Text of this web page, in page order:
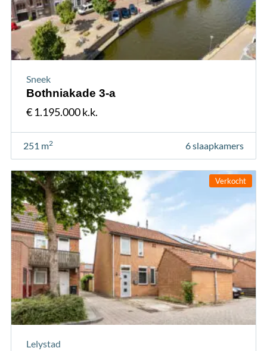
Sneek
Bothniakade 3-a
€ 1.195.000 k.k.
251 m2 6 slaapkamers
Verkocht
Lelystad